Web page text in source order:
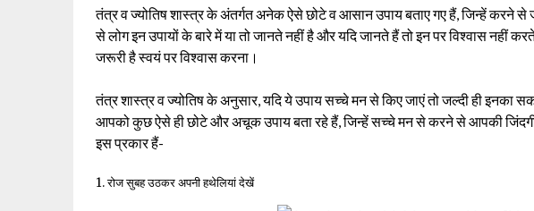
तंत्र व ज्योतिष शास्त्र के अंतर्गत अनेक ऐसे छोटे व आसान उपाय बताए गए हैं, जिन्हें करने से
से लोग इन उपायों के बारे में या तो जानते नहीं है और यदि जानते हैं तो इन पर विश्वास नहीं
जरूरी है स्वयं पर विश्वास करना।
तंत्र शास्त्र व ज्योतिष के अनुसार, यदि ये उपाय सच्चे मन से किए जाएं तो जल्दी ही इनका
आपको कुछ ऐसे ही छोटे और अचूक उपाय बता रहे हैं, जिन्हें सच्चे मन से करने से आपकी जिंदगी
इस प्रकार हैं-
1. रोज सुबह उठकर अपनी हथेलियां देखें